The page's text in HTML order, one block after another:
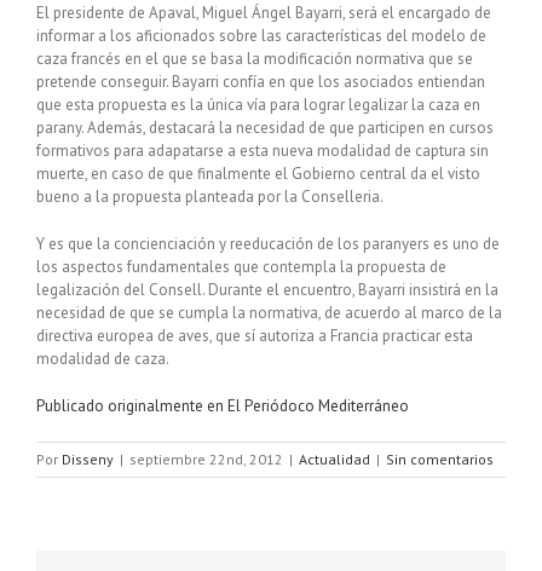
El presidente de Apaval, Miguel Ángel Bayarri, será el encargado de
informar a los aficionados sobre las características del modelo de
caza francés en el que se basa la modificación normativa que se
pretende conseguir. Bayarri confía en que los asociados entiendan
que esta propuesta es la única vía para lograr legalizar la caza en
parany. Además, destacará la necesidad de que participen en cursos
formativos para adapatarse a esta nueva modalidad de captura sin
muerte, en caso de que finalmente el Gobierno central da el visto
bueno a la propuesta planteada por la Conselleria.
Y es que la concienciación y reeducación de los paranyers es uno de
los aspectos fundamentales que contempla la propuesta de
legalización del Consell. Durante el encuentro, Bayarri insistirá en la
necesidad de que se cumpla la normativa, de acuerdo al marco de la
directiva europea de aves, que sí autoriza a Francia practicar esta
modalidad de caza.
Publicado originalmente en El Periódoco Mediterráneo
Por Disseny | septiembre 22nd, 2012 | Actualidad | Sin comentarios